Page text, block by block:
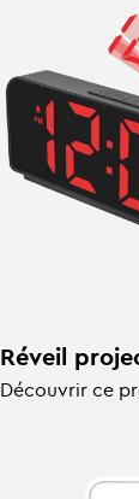
Réveil
Découvrir ce